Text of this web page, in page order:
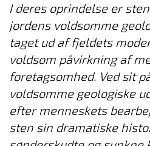
I deres oprindelse er
jordens voldsomme
taget ud af fjeldets
voldsom påvirkning af
foretagsomhed. Ved sit
voldsomme geologiske
efter menneskets
sten sin dramatiske